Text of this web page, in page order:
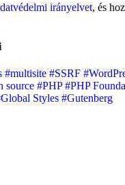
irányelvet, és
#multisite #SSRF
source #PHP #PHP
Styles #Gutenberg